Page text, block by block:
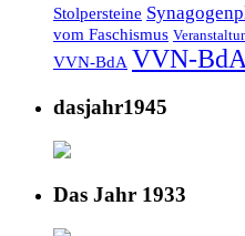
Stolpersteine
vom Faschismus
VVN-BdA VVN-
dasjahr1945
Das Jahr 1933